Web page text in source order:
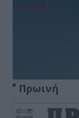
Πρωινή